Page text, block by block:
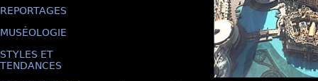
REPORTAGES
MUSÉOLOGIE
STYLES ET
TENDANCES